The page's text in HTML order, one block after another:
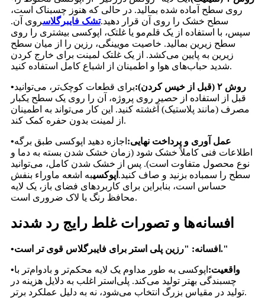
روی سطح آماده شده بمالید. در حالی که هنوز چسبناک است،
سطح خشک را روی آن قرار دهید.تشک فایبرگلاسروی آن.
سپس، با استفاده از یک قلم‌مو یا غلتک، اپوکسی بیشتری را روی
سطح زیرین بمالید. خاصیت مویینگی، رزین را از میان سطح
زیرین به پایین می‌کشد. از یک غلتک لمینت برای خارج کردن
شدید حباب‌های هوا و اطمینان از اشباع کامل استفاده کنید.
• روش ۲ (قبل از خیس کردن):
برای قطعات کوچک‌تر، می‌توانید
قبل از استفاده از حصیر روی پروژه، آن را روی یک سطح یکبار
مصرف (مانند پلاستیک) آغشته کنید. این کار می‌تواند به اطمینان
از لمینت بدون حفره کمک کند.
• عمل آوری و پرداخت نهایی: اجازه دهید اپوکسی طبق برگه
اطلاعات فنی کاملاً خشک شود (زمان خشک شدن بسته به دما و
نوع محصول متفاوت است). پس از خشک شدن کامل، می‌توانید
سطح را سمباده بزنید و صاف کنید. اپوکسیبه اشعه ماوراء بنفش
حساس است، بنابراین برای کاربردهای فضای باز، یک لایه
محافظ رنگ یا لاک ضروری است.
افسانه‌ها و تصورات غلط رایج رد شدند
• افسانه: "رزین پلی استر برای فایبرگلاس قوی تر است."
• واقعیت: اپوکسی به طور مداوم یک لایه محکم‌تر و بادوام‌تر با
چسبندگی بهتر تولید می‌کند. پلی‌استر اغلب به دلایل هزینه در
تولید در مقیاس بزرگ انتخاب می‌شود، نه به دلیل عملکرد برتر.